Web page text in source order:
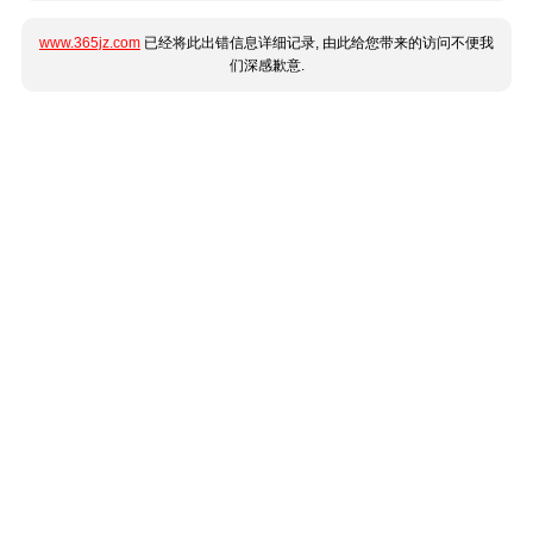
www.365jz.com 已经将此出错信息详细记录, 由此给您带来的访问不便我
们深感歉意.